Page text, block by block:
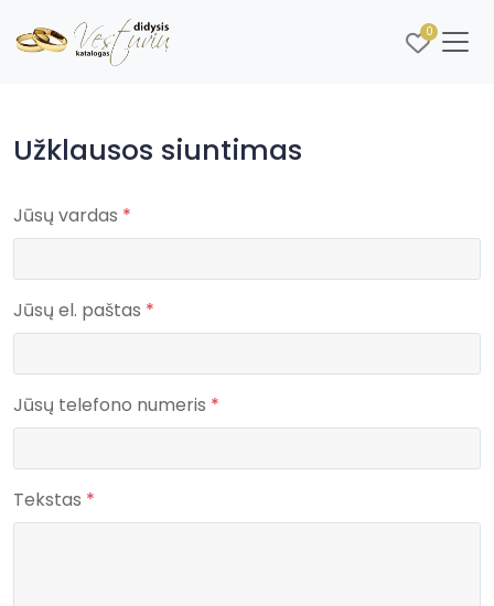
0
Užklausos siuntimas
Jūsų vardas *
Jūsų el. paštas *
Jūsų telefono numeris *
Tekstas *